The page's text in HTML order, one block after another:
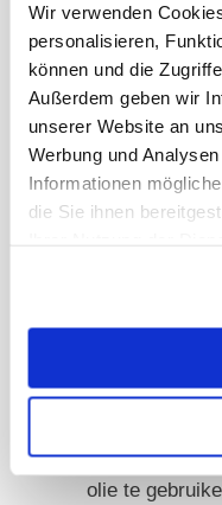
Wir verwenden
personalisieren,
können und die
Außerdem geben wir
unserer Website an
Werbung und
Informationen
die Sie ihnen
dezelfde
paarden.
vermogen
verteren
toevoegen
belemmert
darmflora van
Daarom is het
olie te